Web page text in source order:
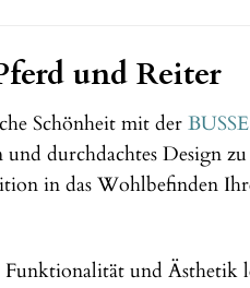
und Reiter
Schönheit mit der BUSSE
durchdachtes Design
in das Wohlbefinden
und Ästhetik